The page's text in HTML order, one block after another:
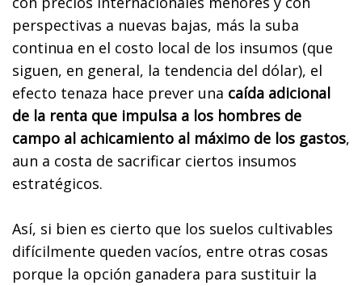
perspectivas a nuevas bajas, más la suba
continua en el costo local de los insumos (que
siguen, en general, la tendencia del dólar), el
efecto tenaza hace prever una caída adicional
de la renta que impulsa a los hombres de
campo al achicamiento al máximo de los gastos,
aun a costa de sacrificar ciertos insumos
estratégicos.
Así, si bien es cierto que los suelos cultivables
difícilmente queden vacíos, entre otras cosas
porque la opción ganadera para sustituir la